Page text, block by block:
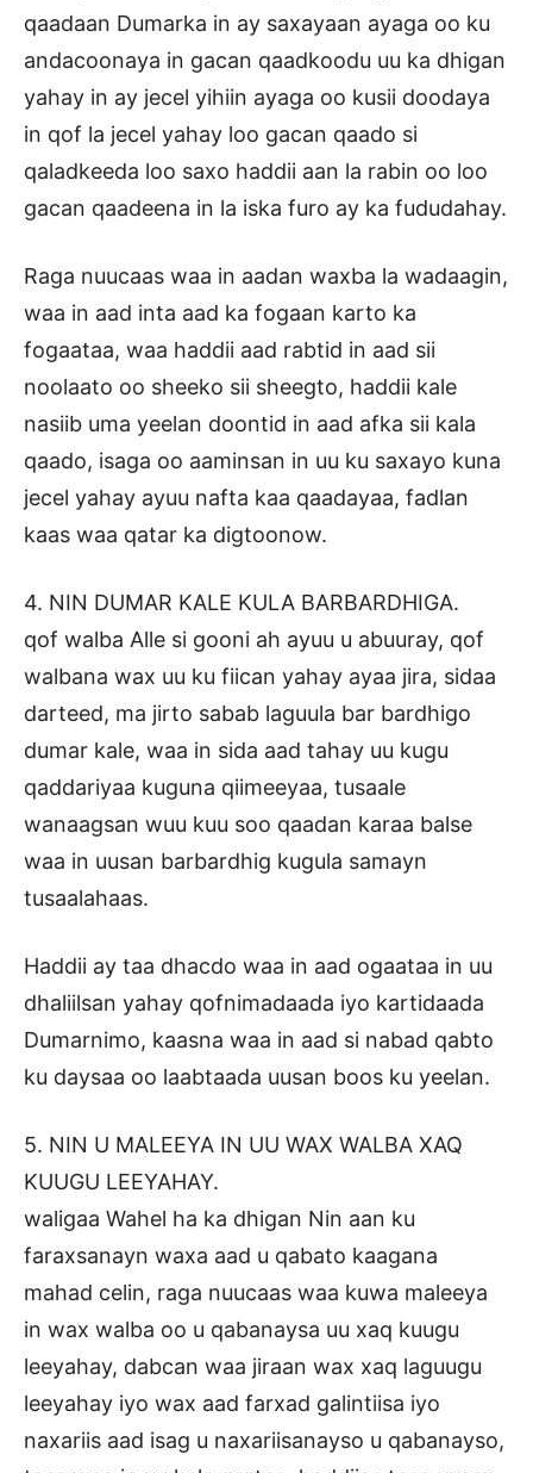
qaadaan Dumarka in ay saxayaan ayaga oo ku
andacoonaya in gacan qaadkoodu uu ka dhigan
yahay in ay jecel yihiin ayaga oo kusii doodaya
in qof la jecel yahay loo gacan qaado si
qaladkeeda loo saxo haddii aan la rabin oo loo
gacan qaadeena in la iska furo ay ka fududahay.
Raga nuucaas waa in aadan waxba la wadaagin,
waa in aad inta aad ka fogaan karto ka
fogaataa, waa haddii aad rabtid in aad sii
noolaato oo sheeko sii sheegto, haddii kale
nasiib uma yeelan doontid in aad afka sii kala
qaado, isaga oo aaminsan in uu ku saxayo kuna
jecel yahay ayuu nafta kaa qaadayaa, fadlan
kaas waa qatar ka digtoonow.
4. NIN DUMAR KALE KULA BARBARDHIGA.
qof walba Alle si gooni ah ayuu u abuuray, qof
walbana wax uu ku fiican yahay ayaa jira, sidaa
darteed, ma jirto sabab laguula bar bardhigo
dumar kale, waa in sida aad tahay uu kugu
qaddariyaa kuguna qiimeeyaa, tusaale
wanaagsan wuu kuu soo qaadan karaa balse
waa in uusan barbardhig kugula samayn
tusaalahaas.
Haddii ay taa dhacdo waa in aad ogaataa in uu
dhaliilsan yahay qofnimadaada iyo kartidaada
Dumarnimo, kaasna waa in aad si nabad qabto
ku daysaa oo laabtaada uusan boos ku yeelan.
5. NIN U MALEEYA IN UU WAX WALBA XAQ
KUUGU LEEYAHAY.
waligaa Wahel ha ka dhigan Nin aan ku
faraxsanayn waxa aad u qabato kaagana
mahad celin, raga nuucaas waa kuwa maleeya
in wax walba oo u qabanaysa uu xaq kuugu
leeyahay, dabcan waa jiraan wax xaq laguugu
leeyahay iyo wax aad farxad galintiisa iyo
naxariis aad isag u naxariisanayso u qabanayso,